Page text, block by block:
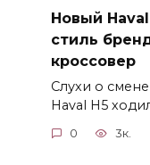
Новый
стиль
кроссовер
Слухи о
Haval H5
0 3к.